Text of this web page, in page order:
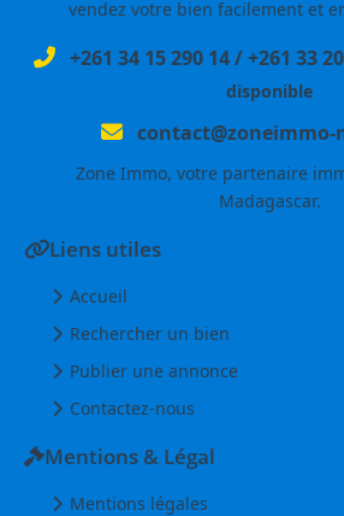
vendez votre bien facilement et
+261 34 15 290 14/+261 33
disponible
contact@zoneimmo-
Zone Immo, votre partenaire
Madagascar.
Liens utiles
Accueil
Rechercher un bien
Publier une annonce
Contactez-nous
Mentions & Légal
Mentions légales